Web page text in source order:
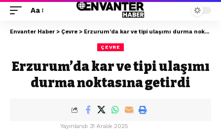
Aa
Envanter Haber > Çevre > Erzurum’da kar ve tipi ulaşımı durma noktasına getirdi
ÇEVRE
Erzurum’da kar ve tipi ulaşımı
durma noktasına getirdi
Yayınlandı 31 Aralık 2025